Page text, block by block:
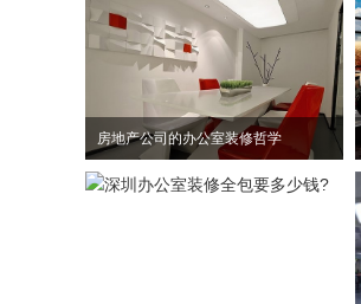
房地产公司的办公室装修哲学